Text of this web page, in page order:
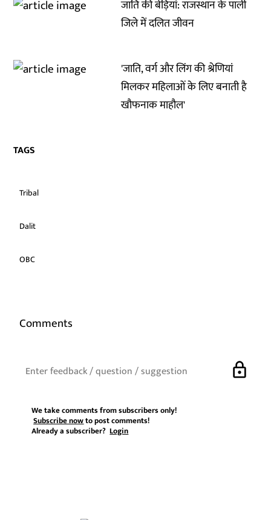
जाति की बेड़ियां: राजस्थान के पाली
जिले में दलित जीवन
'जाति, वर्ग और लिंग की श्रेणियां
मिलकर महिलाओं के लिए बनाती है
खौफनाक माहौल'
TAGS
Tribal
Dalit
OBC
Comments
lock
We take comments from subscribers only!
Subscribe nowto post comments!
Already a subscriber?Login